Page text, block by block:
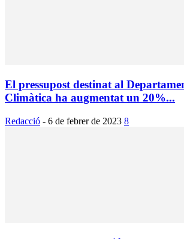
El pressupost destinat al
Climàtica ha augmentat un 20%...
Redacció - 6 de febrer de 2023 8